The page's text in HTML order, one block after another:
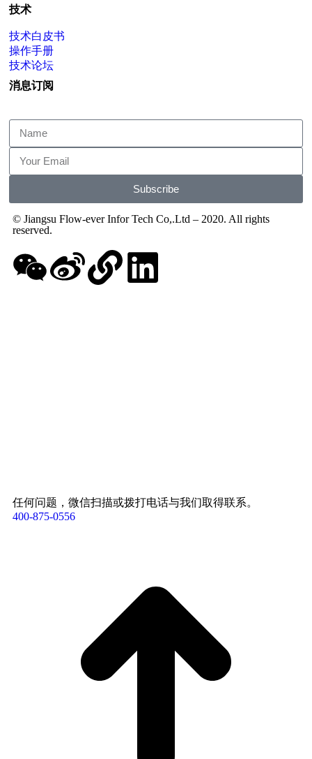
技术
技术白皮书
操作手册
技术论坛
消息订阅
Subscribe
© Jiangsu Flow-ever Infor Tech Co,.Ltd – 2020. All rights
reserved.
任何问题，微信扫描或拨打电话与我们取得联系。
400-875-0556​